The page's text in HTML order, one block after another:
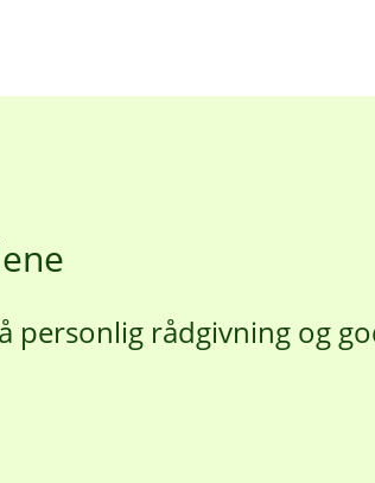
personlig rådgivning og